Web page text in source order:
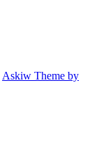
Askiw Theme by